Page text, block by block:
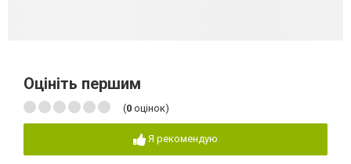
Оцініть першим
(0 оцінок)
Я рекомендую